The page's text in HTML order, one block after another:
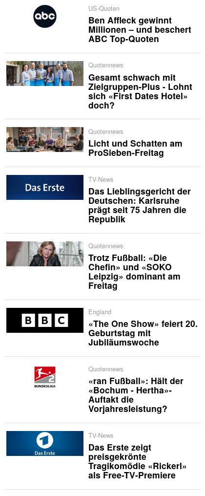
US-Quoten
Ben Affleck gewinnt
Millionen – und beschert
ABC Top-Quoten
Quotennews
Gesamt schwach mit
Zielgruppen-Plus - Lohnt
sich «First Dates Hotel»
doch?
Quotennews
Licht und Schatten am
ProSieben-Freitag
TV-News
Das Lieblingsgericht der
Deutschen: Karlsruhe
prägt seit 75 Jahren die
Republik
Quotennews
Trotz Fußball: «Die
Chefin» und «SOKO
Leipzig» dominant am
Freitag
England
«The One Show» feiert 20.
Geburtstag mit
Jubiläumswoche
Quotennews
«ran Fußball»: Hält der
«Bochum - Hertha»-
Auftakt die
Vorjahresleistung?
TV-News
Das Erste zeigt
preisgekrönte
Tragikomödie «Rickerl»
als Free-TV-Premiere